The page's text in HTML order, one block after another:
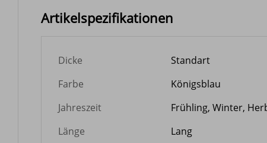
Artikelspezifikationen
Dicke Standart
Farbe
Königsblau
Jahreszeit
Frühling, Winter,
Länge
Lang